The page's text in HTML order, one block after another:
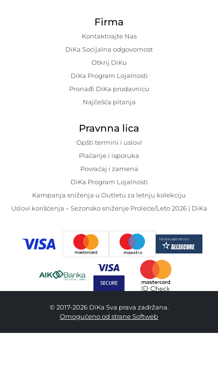
Firma
Kontaktirajte Nas
DiKa Socijalna odgovornost
Otkrij DiKu
DiKa Program Lojalnosti
Pronađi DiKa prodavnicu
Najčešća pitanja
Pravnna lica
Opšti termini i uslovi
Plaćanje i isporuka
Povraćaj i zamena
DiKa Program Lojalnosti
Kampanja sniženja u Outletu za letnju kolekciju
Uslovi korišćenja – Sezonsko sniženje Proleće/Leto 2026 | DiKa
© 2017-2026 DiKa Sva prava zadržana.
Omogućeno od strane Softweb